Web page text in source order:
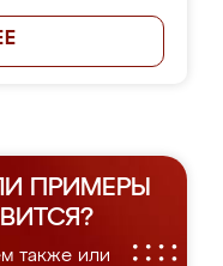
ПРИМЕРЫ
также или